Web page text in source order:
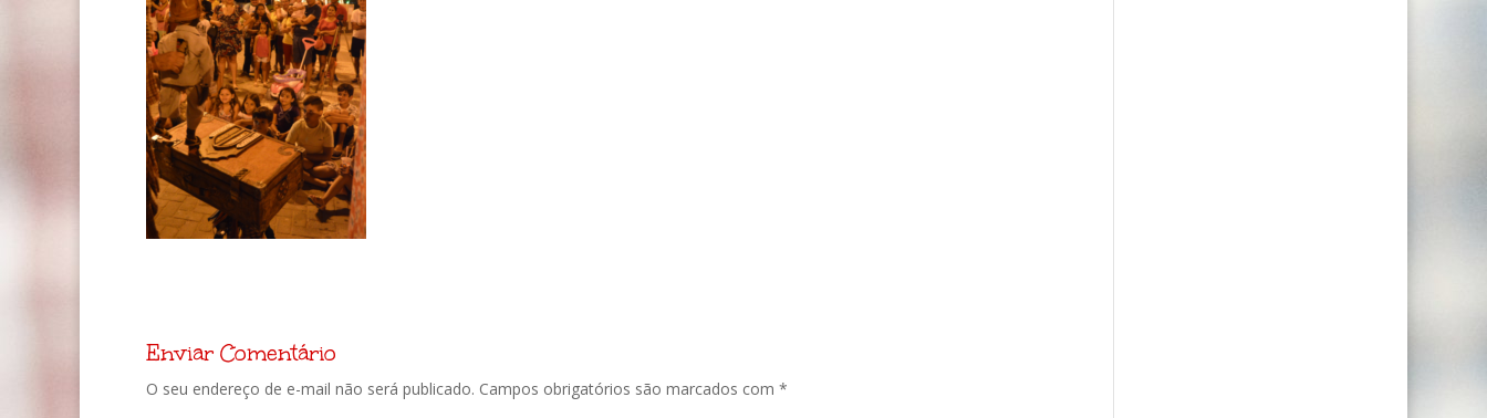
Enviar Comentário
O seu endereço de e-mail não será publicado. Campos obrigatórios são marcados com *